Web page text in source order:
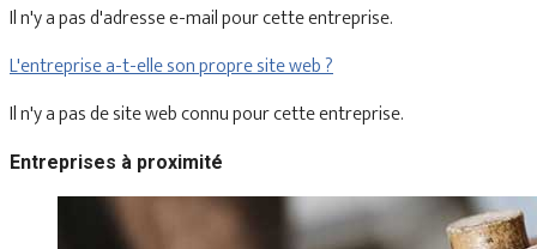
Il n'y a pas d'adresse e-mail pour cette entreprise.
L'entreprise a-t-elle son propre site web ?
Il n'y a pas de site web connu pour cette entreprise.
Entreprises à proximité